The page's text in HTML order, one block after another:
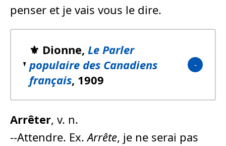
penser et je vais vous le dire.
⚜️ Dionne, Le Parler
populaire des Canadiens
français, 1909
Arrêter, v. n.
--Attendre. Ex.Arrête, je ne serai pas